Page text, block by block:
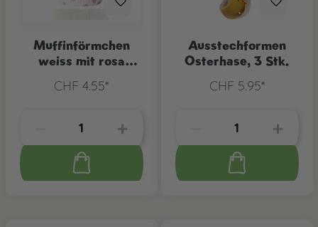
Muffinförmchen
weiss mit rosa
CHF 4.55*
Ausstechformen
Osterhase, 3 Stk.
CHF 5.95*